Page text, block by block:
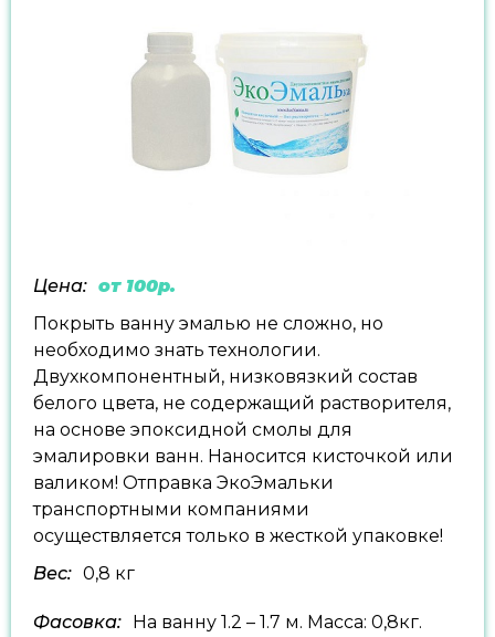
Цена: от 100р.
Покрыть ванну эмалью не сложно, но
необходимо знать технологии.
Двухкомпонентный, низковязкий состав
белого цвета, не содержащий растворителя,
на основе эпоксидной смолы для
эмалировки ванн. Наносится кисточкой или
валиком! Отправка ЭкоЭмальки
транспортными компаниями
осуществляется только в жесткой упаковке!
Вес: 0,8 кг
Фасовка: На ванну 1.2 – 1.7 м. Масса: 0,8кг.